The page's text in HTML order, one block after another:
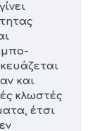
και
κλωστές
έτσι